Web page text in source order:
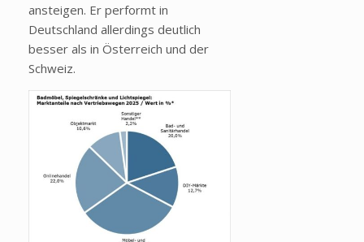
ansteigen. Er performt in
Deutschland allerdings deutlich
besser als in Österreich und der
Schweiz.